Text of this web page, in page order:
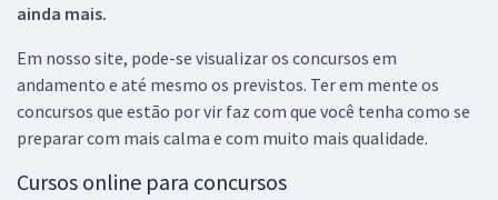
ainda mais.
Em nosso site, pode-se visualizar os concursos em
andamento e até mesmo os previstos. Ter em mente os
concursos que estão por vir faz com que você tenha como se
preparar com mais calma e com muito mais qualidade.
Cursos online para concursos